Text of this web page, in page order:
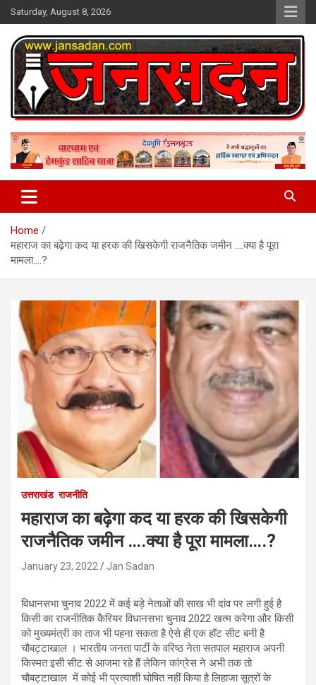
Skip
to
content
Saturday, August 8, 2026
Jan Sadan
Home
महाराज का बढ़ेगा कद या हरक की खिसकेगी राजनैतिक जमीन ….क्या है पूरा
मामला….?
उत्तराखंड राजनीति
महाराज का बढ़ेगा कद या हरक की खिसकेगी
राजनैतिक जमीन ….क्या है पूरा मामला….?
January 23, 2022 Jan Sadan
विधानसभा चुनाव 2022 में कई बड़े नेताओं की साख भी दांव पर लगी हुई है
किसी का राजनीतिक कैरियर विधानसभा चुनाव 2022 खत्म करेगा और किसी
को मुख्यमंत्री का ताज भी पहना सकता है ऐसे ही एक हॉट सीट बनी है
चौबट्टाखाल । भारतीय जनता पार्टी के वरिष्ठ नेता सतपाल महाराज अपनी
किस्मत इसी सीट से आजमा रहे हैं लेकिन कांग्रेस ने अभी तक तो
चौबट्टाखाल में कोई भी प्रत्याशी घोषित नहीं किया है लिहाजा सूत्रों के